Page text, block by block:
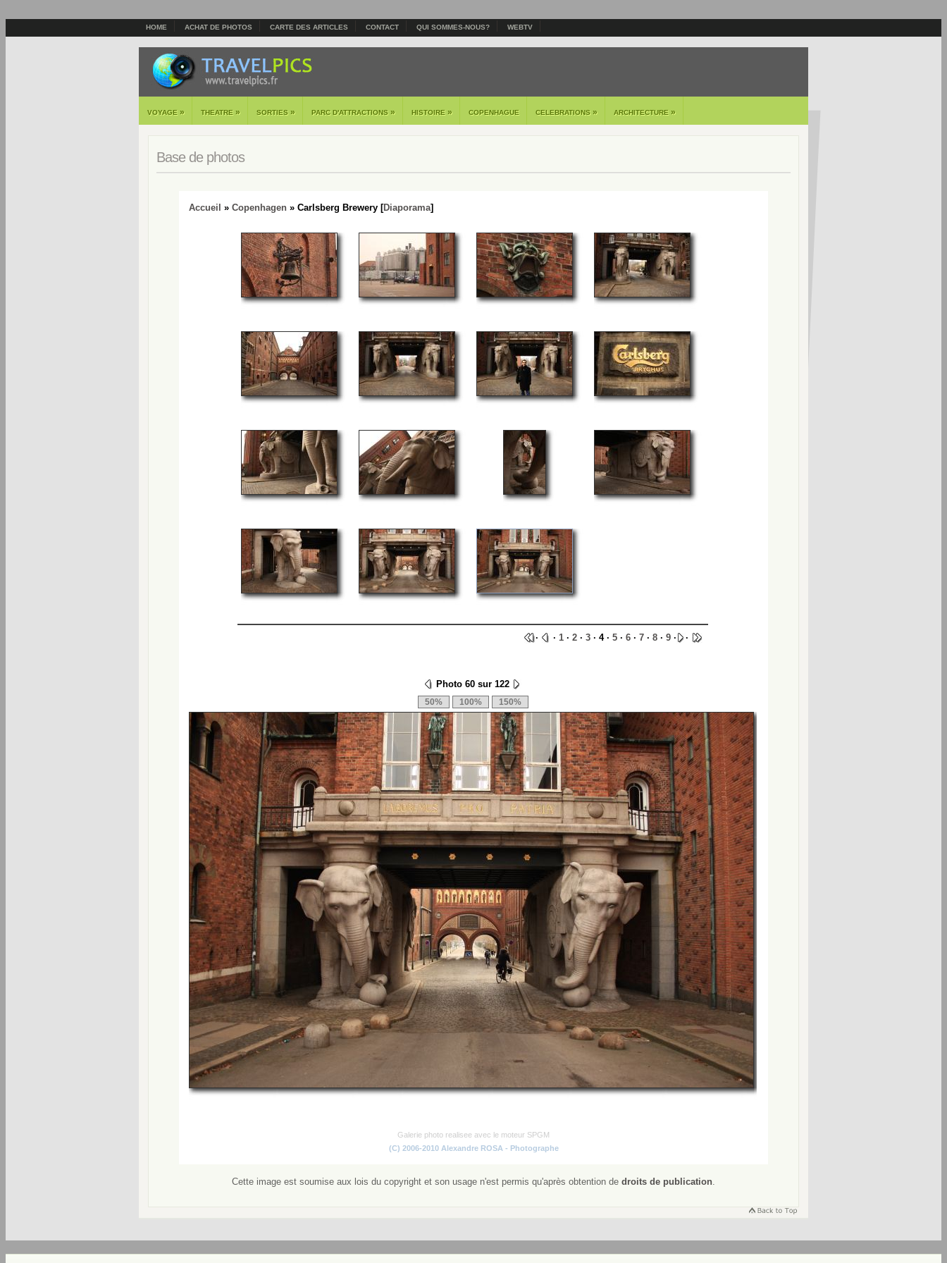
HOME ACHAT DE PHOTOS CARTE DES ARTICLES CONTACT QUI SOMMES-NOUS? WEBTV
VOYAGE » THEATRE » SORTIES » PARC D'ATTRACTIONS » HISTOIRE » COPENHAGUE CELEBRATIONS » ARCHITECTURE »
Base de photos
Accueil » Copenhagen » Carlsberg Brewery [Diaporama]
· · 1 · 2 · 3 · 4 · 5 · 6 · 7 · 8 · 9 · ·
Photo 60 sur 122
Galerie photo realisee avec le moteur SPGM
(C) 2006-2010 Alexandre ROSA - Photographe
Cette image est soumise aux lois du copyright et son usage n'est permis qu'après obtention de droits de publication.